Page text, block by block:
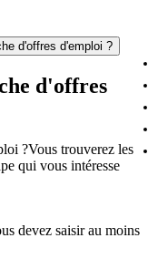
d'offres d'emploi ?
d'offres
?Vous trouverez les
qui vous intéresse
devez saisir au moins